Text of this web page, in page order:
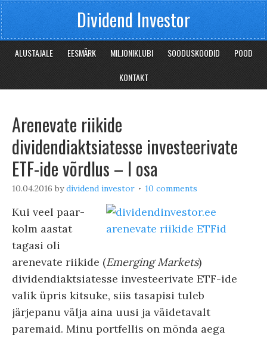
Dividend Investor
ALUSTAJALE EESMÄRK MILJONIKLUBI SOODUSKOODID
POOD
KONTAKT
Arenevate riikide
dividendiaktsiatesse investeerivate
ETF-ide võrdlus – I osa
10.04.2016 bydividend investor 10 comments
Kui veel paar-
kolm aastat
tagasi oli
arenevate riikide (Emerging Markets)
dividendiaktsiatesse investeerivate ETF-ide
valik üpris kitsuke, siis tasapisi tuleb
järjepanu välja aina uusi ja väidetavalt
paremaid. Minu portfellis on mõnda aega